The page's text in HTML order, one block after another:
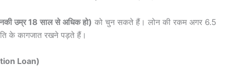
उम्र 18 साल से अधिक हो) को चुन सकते हैं। लोन की रकम अगर 6.5
के कागजात रखने पड़ते हैं।
Loan)